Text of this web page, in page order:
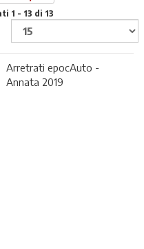
1 - 13 di 13
Arretrati epocAuto -
Annata 2019